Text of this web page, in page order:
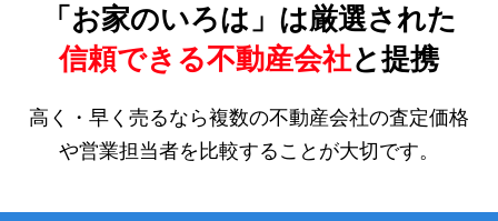
「お家のいろは」は厳選された
信頼できる不動産会社と提携
高く・早く売るなら複数の不動産会社の査定価格
や営業担当者を比較することが大切です。